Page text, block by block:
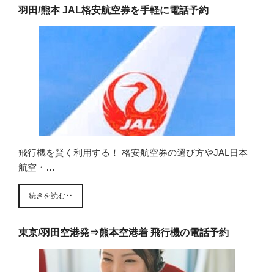
羽田/熊本 JAL格安航空券を手軽に電話予約
飛行機を賢く利用する！ 格安航空券の選び方やJAL日本
航空・…
続きを読む‥
東京/羽田空港発⇒熊本空港着 飛行機の電話予約